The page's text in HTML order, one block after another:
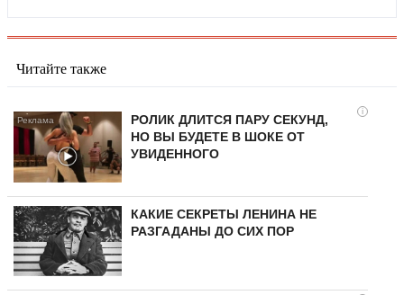
Читайте также
i
РОЛИК ДЛИТСЯ ПАРУ СЕКУНД,
НО ВЫ БУДЕТЕ В ШОКЕ ОТ
УВИДЕННОГО
КАКИЕ СЕКРЕТЫ ЛЕНИНА НЕ
РАЗГАДАНЫ ДО СИХ ПОР